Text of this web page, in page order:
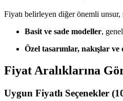
Fiyatı belirleyen diğer önemli unsur,
Basit ve sade modeller,
Özel tasarımlar, nakışlar
Fiyat Aralıklarına
Uygun Fiyatlı Seçenekler